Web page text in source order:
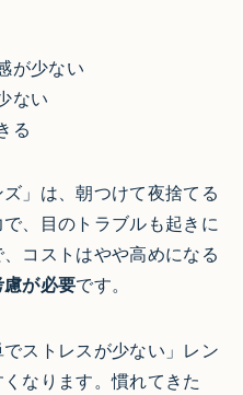
が少ない
ない
る
」は、朝つけて夜捨てる
、目のトラブルも起きに
コストはやや高めになる
が必要です。
ストレスが少ない」レン
なります。慣れてきた